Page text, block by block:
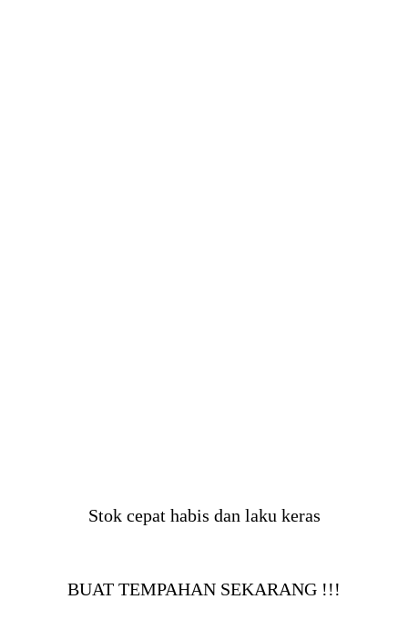
Stok cepat habis dan laku keras
BUAT TEMPAHAN SEKARANG !!!